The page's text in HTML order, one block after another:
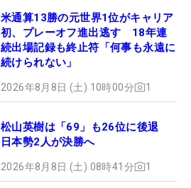
米通算13勝の元世界1位がキャリア
初、プレーオフ進出逃す 18年連
続出場記録も終止符「何事も永遠に
続けられない」
2026年8月8日 (土) 10時00分 1
松山英樹は「69」も26位に後退
日本勢2人が決勝へ
2026年8月8日 (土) 08時41分 1